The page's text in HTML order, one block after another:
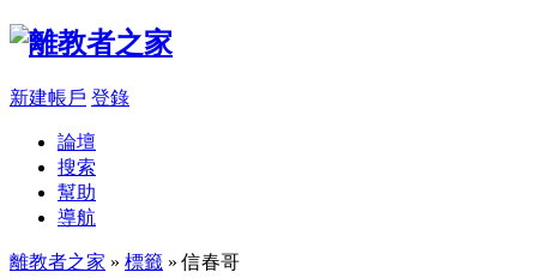
新建帳戶 登錄
論壇
搜索
幫助
導航
離教者之家 » 標籤 » 信春哥